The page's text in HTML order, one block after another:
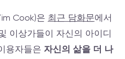
Cook)은 최근 담화문에서
이상가들이 자신의 아이디
용자들은 자신의 삶을 더 나